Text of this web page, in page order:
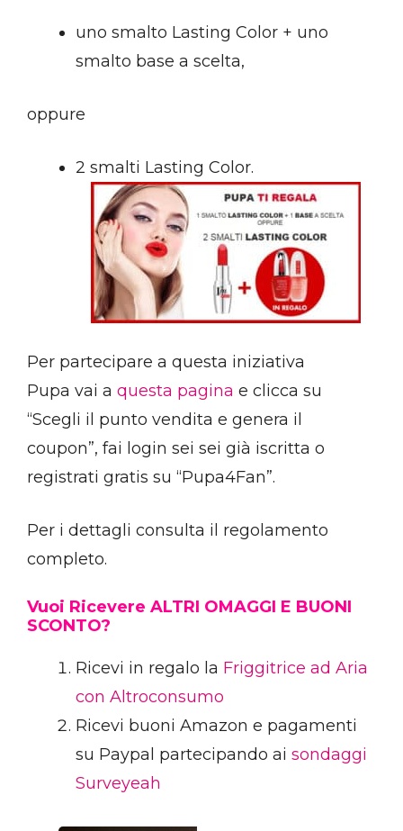
uno smalto Lasting Color + uno
smalto base a scelta,
oppure
2 smalti Lasting Color.
Per partecipare a questa iniziativa
Pupa vai a questa pagina e clicca su
“Scegli il punto vendita e genera il
coupon”, fai login sei sei già iscritta o
registrati gratis su “Pupa4Fan”.
Per i dettagli consulta il regolamento
completo.
Vuoi Ricevere ALTRI OMAGGI E BUONI
SCONTO?
Ricevi in regalo la Friggitrice ad Aria
con Altroconsumo
Ricevi buoni Amazon e pagamenti
su Paypal partecipando ai sondaggi
Surveyeah